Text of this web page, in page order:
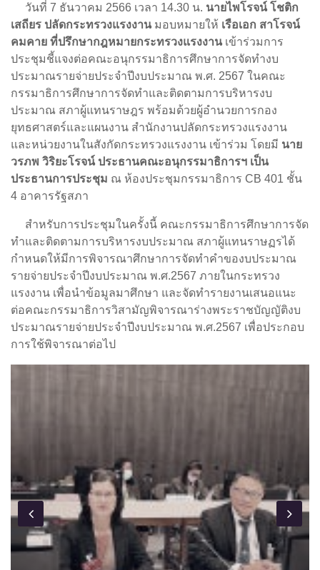
วันที่ 7 ธันวาคม 2566 เวลา 14.30 น. นายไพโรจน์ โชติก
เสถียร ปลัดกระทรวงแรงงานมอบหมายให้ เรือเอก สาโรจน์
คมคาย ที่ปรึกษากฎหมายกระทรวงแรงงานเข้าร่วมการ
ประชุมชี้แจงต่อคณะอนุกรรมาธิการศึกษาการจัดทำงบ
ประมาณรายจ่ายประจำปีงบประมาณ พ.ศ. 2567 ในคณะ
กรรมาธิการศึกษาการจัดทำและติดตามการบริหารงบ
ประมาณ สภาผู้แทนราษฎร พร้อมด้วยผู้อำนวยการกอง
ยุทธศาสตร์และแผนงาน สำนักงานปลัดกระทรวงแรงงาน
และหน่วยงานในสังกัดกระทรวงแรงงาน เข้าร่วม โดยมี นาย
วรภพ วิริยะโรจน์ ประธานคณะอนุกรรมาธิการฯ เป็น
ประธานการประชุม ณ ห้องประชุมกรรมาธิการ CB 401 ชั้น
4 อาคารรัฐสภา
สำหรับการประชุมในครั้งนี้ คณะกรรมาธิการศึกษาการจัด
ทำและติดตามการบริหารงบประมาณ สภาผู้แทนราษฏรได้
กำหนดให้มีการพิจารณาศึกษาการจัดทำคำของบประมาณ
รายจ่ายประจำปีงบประมาณ พ.ศ.2567 ภายในกระทรวง
แรงงาน เพื่อนำข้อมูลมาศึกษา และจัดทำรายงานเสนอแนะ
ต่อคณะกรรมาธิการวิสามัญพิจารณาร่างพระราชบัญญัติงบ
ประมาณรายจ่ายประจำปีงบประมาณ พ.ศ.2567 เพื่อประกอบ
การใช้พิจารณาต่อไป